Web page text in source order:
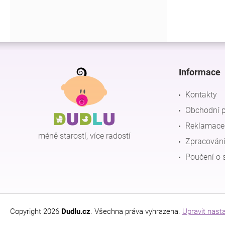
Z
méně starostí, více radostí
Informace
Kontakty
Obchodní
Poučení o
Copyright 2026 Dudlu.cz. Všechna práva vyhrazena. Upravit